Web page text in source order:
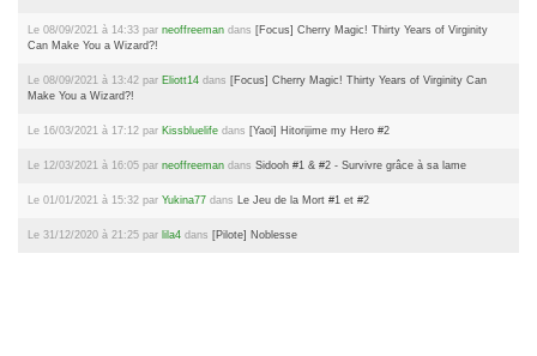
Le 08/09/2021 à 14:33 par neoffreeman dans [Focus] Cherry Magic! Thirty Years of Virginity
Can Make You a Wizard?!
Le 08/09/2021 à 13:42 par Eliott14 dans [Focus] Cherry Magic! Thirty Years of Virginity Can
Make You a Wizard?!
Le 16/03/2021 à 17:12 par Kissbluelife dans [Yaoi] Hitorijime my Hero #2
Le 12/03/2021 à 16:05 par neoffreeman dans Sidooh #1 & #2 - Survivre grâce à sa lame
Le 01/01/2021 à 15:32 par Yukina77 dans Le Jeu de la Mort #1 et #2
Le 31/12/2020 à 21:25 par lila4 dans [Pilote] Noblesse